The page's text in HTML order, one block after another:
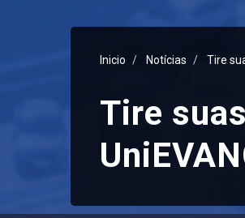
Inicio Notícias Tire
Tire